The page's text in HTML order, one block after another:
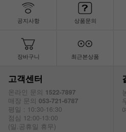
공지사항 상품문의
장바구니 최근본상품
고객센터
온라인 문의 1522-7897
매장 문의 053-721-6787
평일 : 10:30-16:30
점심 12:00-13:00
(일.공휴일 휴무)